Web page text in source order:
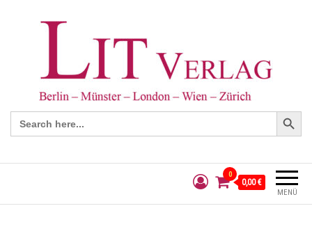
Search
for:
Search Button
MENÜ
0
0,00 €